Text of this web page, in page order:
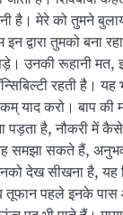
है। मेरे को तुमने
द्वारा तुमको बना
उनकी रूहानी मत,
रहती है।
याद करो। बाप की
पड़ता है, नौकरी में
समझा सकते हैं,
देख सीखना है, यह
पहले इनके